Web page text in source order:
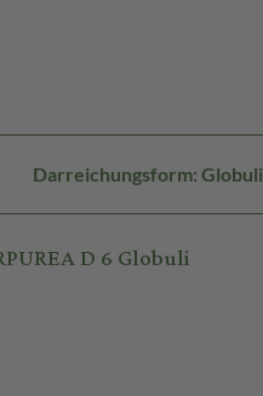
Darreichungsform: Globuli
D 6 Globuli